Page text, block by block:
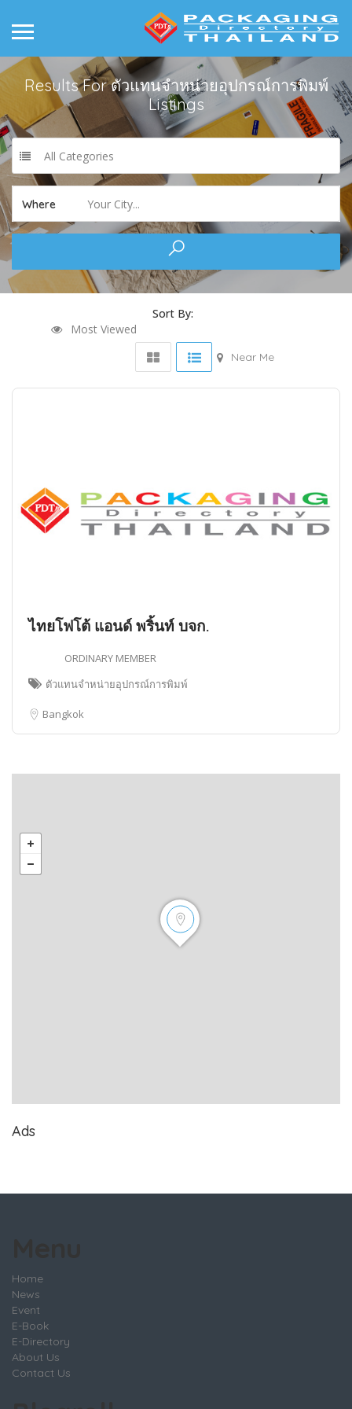
Results Forตัวแทนจำหน่ายอุปกรณ์การพิมพ์
Listings
All Categories
Where Your City...
Sort By:
Most Viewed
Near Me
ไทยโฟโต้ แอนด์ พริ้นท์ บจก.
ORDINARY MEMBER
ตัวแทนจำหน่ายอุปกรณ์การพิมพ์
Bangkok
Ads
Home
News
Event
E-Book
E-Directory
About Us
Contact Us